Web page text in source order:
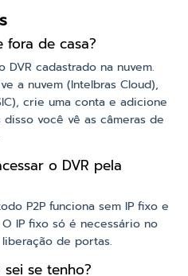
fora de casa?
cadastrado na nuvem.
a nuvem (Intelbras Cloud),
crie uma conta e adicione
você vê as câmeras de
o DVR pela
P2P funciona sem IP fixo e
IP fixo só é necessário no
de portas.
se tenho?